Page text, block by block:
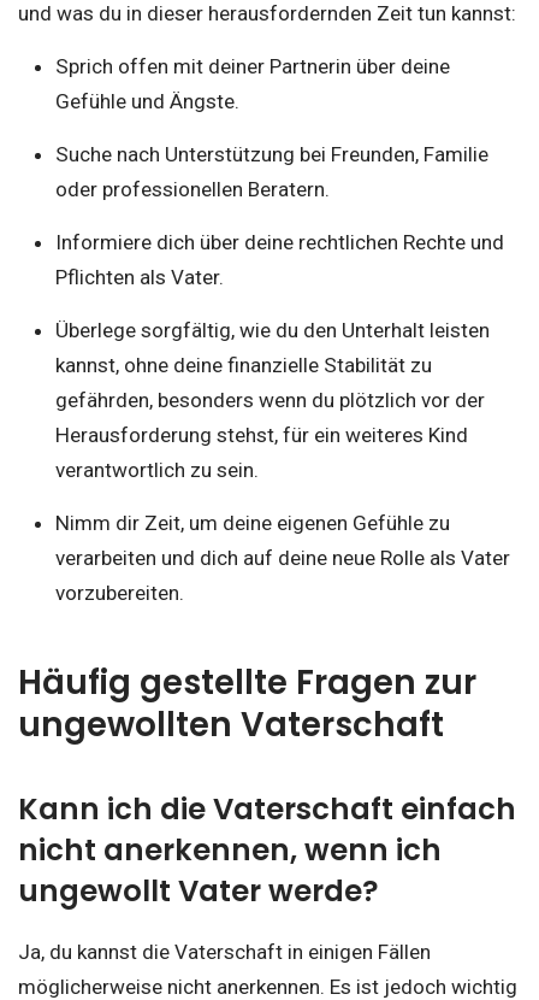
und was du in dieser herausfordernden Zeit tun kannst:
Sprich offen mit deiner Partnerin über deine
Gefühle und Ängste.
Suche nach Unterstützung bei Freunden, Familie
oder professionellen Beratern.
Informiere dich über deine rechtlichen Rechte und
Pflichten als Vater.
Überlege sorgfältig, wie du den Unterhalt leisten
kannst, ohne deine finanzielle Stabilität zu
gefährden, besonders wenn du plötzlich vor der
Herausforderung stehst, für ein weiteres Kind
verantwortlich zu sein.
Nimm dir Zeit, um deine eigenen Gefühle zu
verarbeiten und dich auf deine neue Rolle als Vater
vorzubereiten.
Häufig gestellte Fragen zur
ungewollten Vaterschaft
Kann ich die Vaterschaft einfach
nicht anerkennen, wenn ich
ungewollt Vater werde?
Ja, du kannst die Vaterschaft in einigen Fällen
möglicherweise nicht anerkennen. Es ist jedoch wichtig